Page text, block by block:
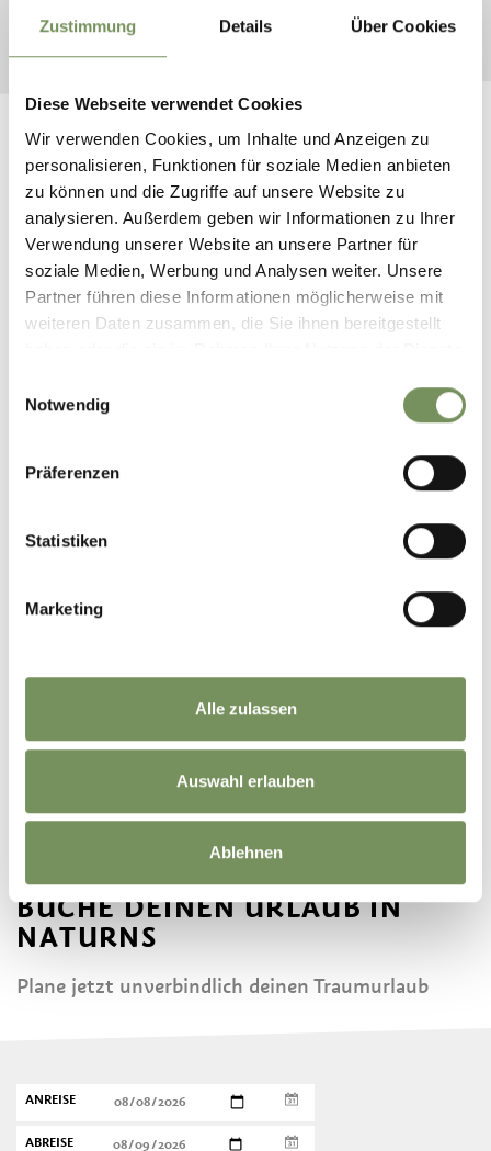
Zustimmung Details Über Cookies
Diese Webseite verwendet Cookies
Wir verwenden Cookies, um Inhalte und Anzeigen zu
personalisieren, Funktionen für soziale Medien anbieten
zu können und die Zugriffe auf unsere Website zu
analysieren. Außerdem geben wir Informationen zu Ihrer
Verwendung unserer Website an unsere Partner für
soziale Medien, Werbung und Analysen weiter. Unsere
Partner führen diese Informationen möglicherweise mit
weiteren Daten zusammen, die Sie ihnen bereitgestellt
Notwendig
Präferenzen
Statistiken
Marketing
Alle zulassen
Auswahl erlauben
Ablehnen
14 Einträge auf 2 Seiten, Angezeigte Einträge 1-8
SCHLOSS HOCHNATURNS
BUCHE DEINEN URLAUB IN
NATURNS
Plane jetzt unverbindlich deinen Traumurlaub
ANREISE
ABREISE